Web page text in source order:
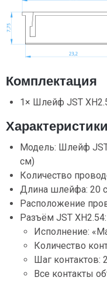
Комплектация
1× Шлейф JST
Характеристики
Модель: Шлейф
см)
Количество
Длина шлейфа: 20
Расположение
Разъём JST XH2.54:
Исполнение:
Количество
Шаг контактов:
Все контакты